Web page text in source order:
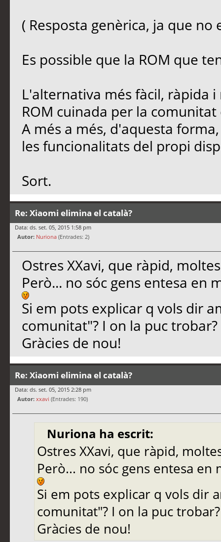
( Resposta genèrica, ja que no
Es possible que la ROM que
L'alternativa més fàcil, ràpida
ROM cuinada per la
A més a més, d'aquesta
les funcionalitats del propi
Sort.
Re: Xiaomi elimina el català?
Data: ds. set. 05, 2015 1:58 pm
Autor: Nuriona (Entrades: 2)
Ostres XXavi, que ràpid,
Però... no sóc gens entesa en
Si em pots explicar q vols dir
comunitat"? I on la puc trobar?
Gràcies de nou!
Re: Xiaomi elimina el català?
Data: ds. set. 05, 2015 2:28 pm
Autor: xxavi (Entrades: 190)
Nuriona ha escrit:
Ostres XXavi, que ràpid,
Però... no sóc gens entesa en
Si em pots explicar q vols dir
comunitat"? I on la puc trobar?
Gràcies de nou!